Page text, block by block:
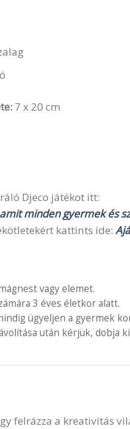
7 x 20 cm
Djeco játékot itt:
minden gyermek és
kattints ide:
vagy elemet.
3 éves életkor alatt.
ügyeljen a gyermek
után kérjük, dobja
felrázza a kreativitás